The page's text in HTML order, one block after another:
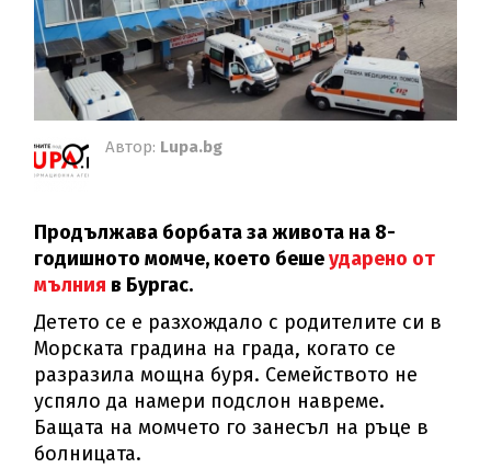
Автор: Lupa.bg
Продължава борбата за живота на 8-
годишното момче, което бешеударено от
мълния в Бургас.
Детето се е разхождало с родителите си в
Морската градина на града, когато се
разразила мощна буря. Семейството не
успяло да намери подслон навреме.
Бащата на момчето го занесъл на ръце в
болницата.